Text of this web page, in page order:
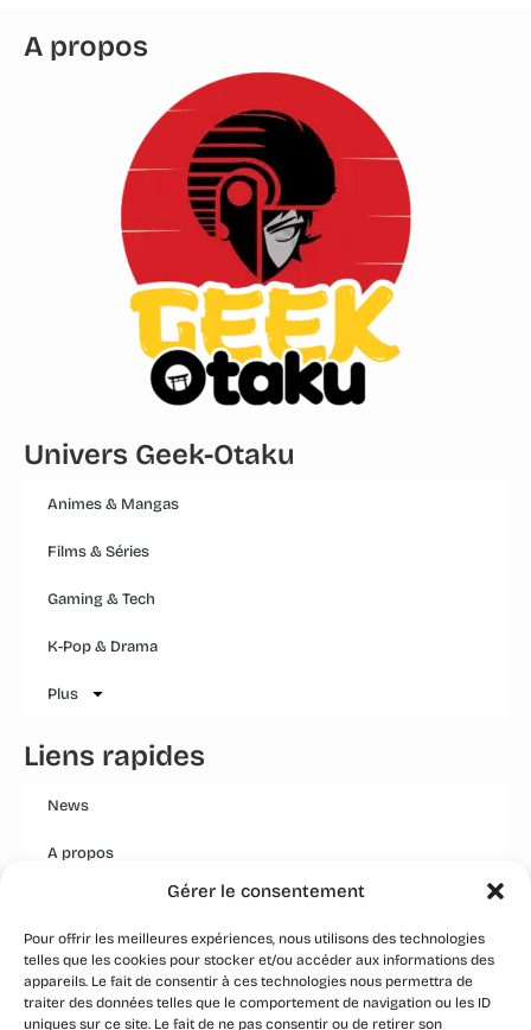
Gérer le consentement
Pour offrir les meilleures expériences, nous utilisons des technologies
telles que les cookies pour stocker et/ou accéder aux informations des
appareils. Le fait de consentir à ces technologies nous permettra de
traiter des données telles que le comportement de navigation ou les ID
uniques sur ce site. Le fait de ne pas consentir ou de retirer son
A propos
Univers Geek-Otaku
Animes & Mangas
Films & Séries
Gaming & Tech
K-Pop & Drama
Plus
Liens rapides
News
A propos
Mentions légales
Conditions générales
Politique Qualité Groupe